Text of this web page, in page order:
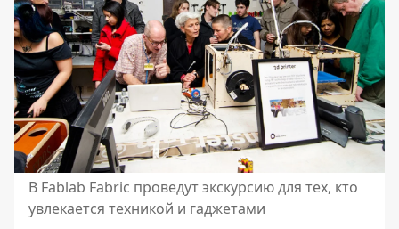
В Fablab Fabric проведут экскурсию для тех, кто
увлекается техникой и гаджетами